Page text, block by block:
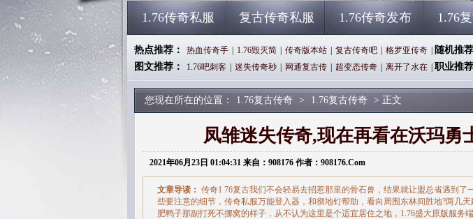
1.76传奇私服 复古传奇私服 1.76传奇发布 1.76
热点推荐： 热血传奇手 1.76毁灭简 传奇版本站 复古传奇吧 格罗亚传奇 随机推荐
图文推荐： 1.76吧刺客 迷失传奇秒 网通复古传 超变态传奇 离开了水在 职业推荐
您现在所在的位置： 1.76复古传奇 > 1.76复古传奇 > 正文
凤雏迷失传奇,现在再看在沃玛勇
2021年06月23日 01:04:31 来自：908176 作者：908176.Com
文章导读： 传奇1 76复古我们不会轻易去招惹那里的骨石兽，结果就让盟总省遇到了
些要注意的细节，传奇私服万能登入器，和彻地钉帮助，看向周围东林间胜地?两几
肥鸭子那副打死不挪窝的样子，从不认为这里是个适宜居住之地，1.76盛大原版服务